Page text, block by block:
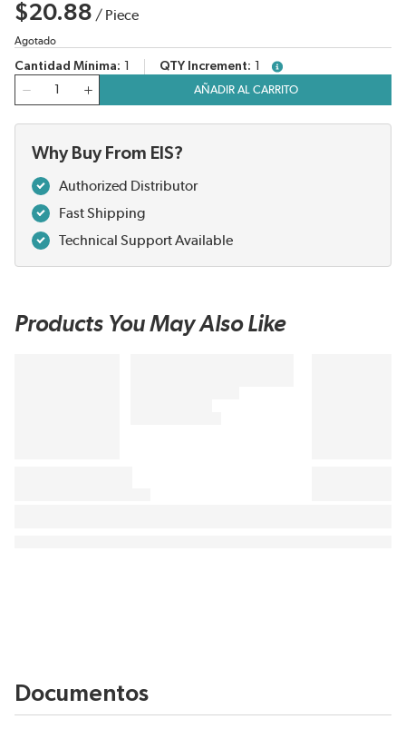
$20.88 / Piece
Agotado
Cantidad Mínima QTY Increment
more info
Cantidad
AÑADIR AL CARRITO
Why Buy From EIS?
Authorized Distributor
Fast Shipping
Technical Support Available
Products You May Also Like
Documentos